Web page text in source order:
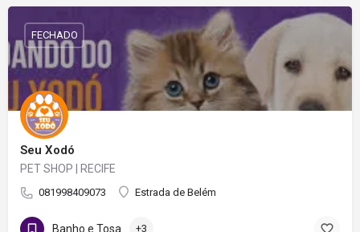
Seu Xodó
PET SHOP | RECIFE
081998409073 Estrada de Belém
FECHADO
Banho e Tosa +3